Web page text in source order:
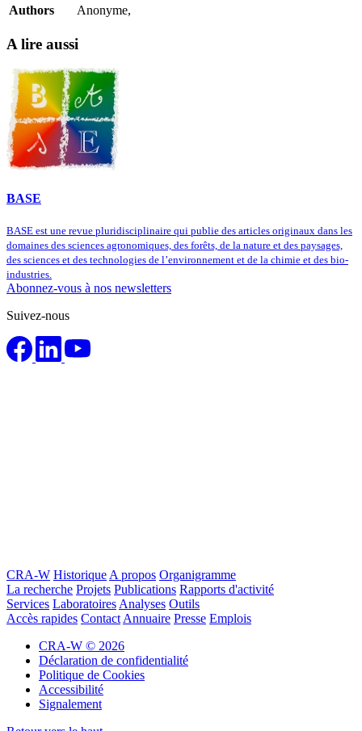
Authors
Anonyme,
A lire aussi
BASE
BASE est une revue pluridisciplinaire qui publie des articles originaux dans les
domaines des sciences agronomiques, des forêts, de la nature et des paysages,
des sciences et des technologies de l’environnement et de la chimie et des bio-
industries.
Abonnez-vous à nos newsletters
Suivez-nous
CRA-W Historique A propos Organigramme
La recherche Projets Publications Rapports d'activité
Services Laboratoires Analyses Outils
Accès rapides Contact Annuaire Presse Emplois
CRA-W © 2026
Déclaration de confidentialité
Politique de Cookies
Accessibilité
Signalement